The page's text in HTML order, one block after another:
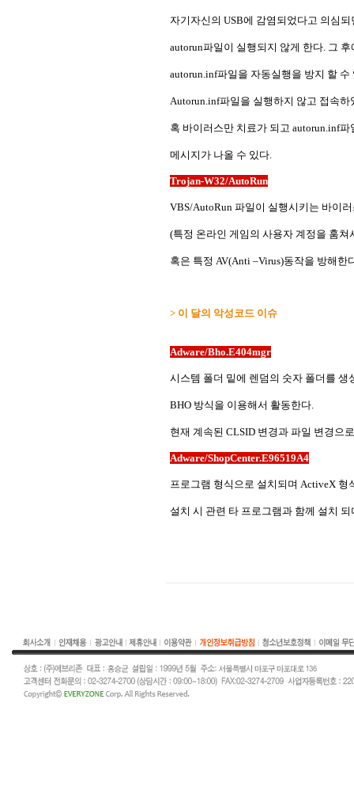
자기자신의 USB에 감염되었다고 의심
autorun파일이 실행되지 않게 한다. 그
autorun.inf파일을 자동실행을 방지 할 수
Autorun.inf파일을 실행하지 않고 접속
혹 바이러스만 치료가 되고 autorun.inf
메시지가 나올 수 있다.
Trojan-W32/AutoRun
VBS/AutoRun 파일이 실행시키는 바이
(특정 온라인 게임의 사용자 계정을 훔
혹은 특정 AV(Anti –Virus)동작을 방해한
> 이 달의 악성코드 이슈
Adware/Bho.E404mgr
시스템 폴더 밑에 렌덤의 숫자 폴더를
BHO 방식을 이용해서 활동한다.
현재 계속된 CLSID 변경과 파일 변경으
Adware/ShopCenter.E96519A4
프로그램 형식으로 설치되며 ActiveX 형
설치 시 관련 타 프로그램과 함께 설치